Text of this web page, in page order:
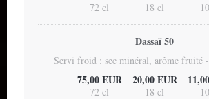
72 cl 18 cl
Dassaï 50
Servi froid : sec minéral, arôme fruité
75,00 EUR
72 cl
20,00 EUR
18 cl